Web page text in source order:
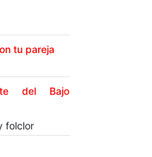
tu pareja
del Bajo
folclor